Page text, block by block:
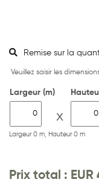
Remise sur la
Veuillez saisir les
Largeur (m)
X
Largeur 0 m, Hauteur 0 m
Prix ​​total :